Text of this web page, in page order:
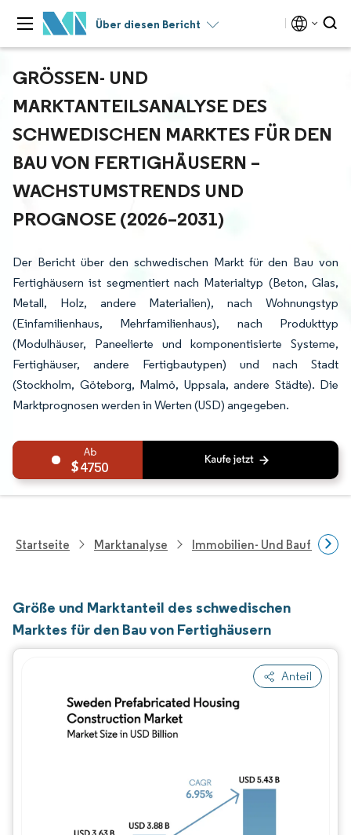
Über diesen Bericht
GRÖSSEN- UND M
ARKTANTEILSANALYSE DES S
CHWEDISCHEN MARKTES FÜR DEN B
AU VON FERTIGHÄUSERN – W
ACHSTUMSTRENDS UND P
ROGNOSE (2026–2031)
Der Bericht über den schwedischen Markt für den Bau von
Fertighäusern ist segmentiert nach Materialtyp (Beton, Glas,
Metall, Holz, andere Materialien), nach Wohnungstyp
(Einfamilienhaus, Mehrfamilienhaus), nach Produkttyp
(Modulhäuser, Paneelierte und komponentisierte Systeme,
Fertighäuser, andere Fertigbautypen) und nach Stadt
(Stockholm, Göteborg, Malmö, Uppsala, andere Städte). Die
Marktprognosen werden in Werten (USD) angegeben.
4750
Startseite Marktanalyse Immobilien- Und
Größe und Marktanteil des schwedischen
Marktes für den Bau von Fertighäusern
Anteil